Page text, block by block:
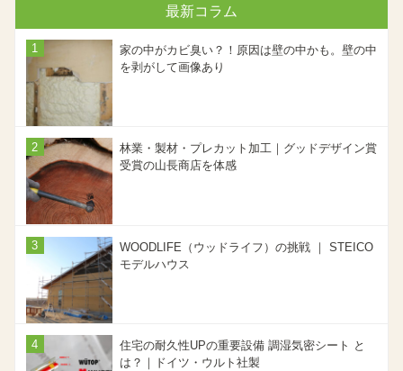
最新コラム
家の中がカビ臭い？！原因は壁の中かも。壁の中
を剥がして画像あり
林業・製材・プレカット加工｜グッドデザイン賞
受賞の山長商店を体感
WOODLIFE（ウッドライフ）の挑戦 ｜ STEICO
モデルハウス
住宅の耐久性UPの重要設備 調湿気密シート と
は？｜ドイツ・ウルト社製